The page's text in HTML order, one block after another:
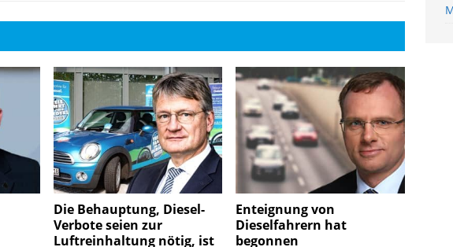
Die Behauptung, Diesel-
Verbote seien zur
Luftreinhaltung nötig, ist
Enteignung von
Dieselfahrern hat
begonnen